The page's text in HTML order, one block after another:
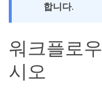
합니다.
워크플로
시오